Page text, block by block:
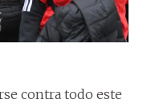
contra todo este